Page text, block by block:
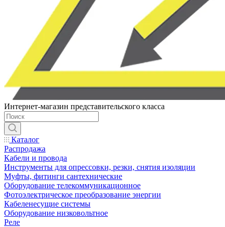
Интернет-магазин представительского класса
Каталог
Распродажа
Кабели и провода
Инструменты для опрессовки, резки, снятия изоляции
Муфты, фитинги сантехнические
Оборудование телекоммуникационное
Фотоэлектрическое преобразование энергии
Кабеленесущие системы
Оборудование низковольтное
Реле